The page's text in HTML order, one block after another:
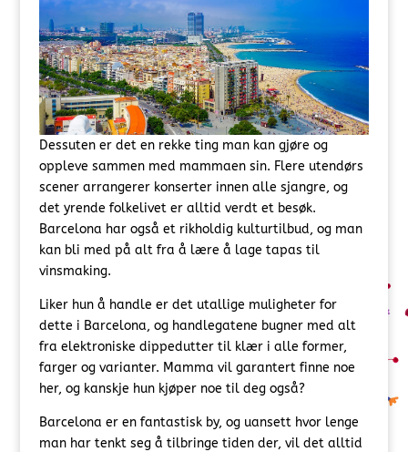
Dessuten er det en rekke ting man kan gjøre og
oppleve sammen med mammaen sin. Flere utendørs
scener arrangerer konserter innen alle sjangre, og
det yrende folkelivet er alltid verdt et besøk.
Barcelona har også et rikholdig kulturtilbud, og man
kan bli med på alt fra å lære å lage tapas til
vinsmaking.
Liker hun å handle er det utallige muligheter for
dette i Barcelona, og handlegatene bugner med alt
fra elektroniske dippedutter til klær i alle former,
farger og varianter. Mamma vil garantert finne noe
her, og kanskje hun kjøper noe til deg også?
Barcelona er en fantastisk by, og uansett hvor lenge
man har tenkt seg å tilbringe tiden der, vil det alltid